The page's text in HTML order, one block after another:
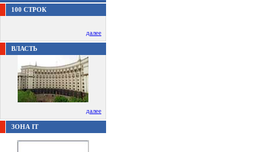
100 СТРОК
далее
ВЛАСТЬ
далее
ЗОНА IT